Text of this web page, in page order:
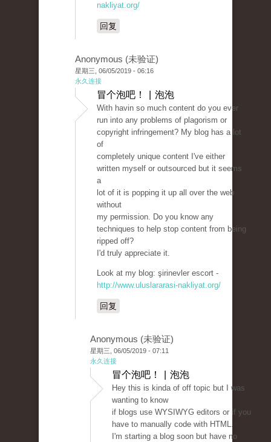
nakliyat.org/
回复
Anonymous (未验证)
星期三, 06/05/2019 - 06:16
永久连接
冒个泡吧！ | 泡泡
With havin so much content do you ever
run into any problems of plagorism or
copyright infringement? My blog has a lot
of
completely unique content I've either
written myself or outsourced but it seems
a
lot of it is popping it up all over the web
without
my permission. Do you know any
techniques to help stop content from being
ripped off?
I'd truly appreciate it.
Look at my blog: şirinevler escort -
http://www.uluslararasi-nakliyat.org/
回复
Anonymous (未验证)
星期三, 06/05/2019 - 07:11
永久连接
冒个泡吧！ | 泡泡
Hey this is kinda of off topic but I was
wanting to know
if blogs use WYSIWYG editors or if you
have to manually code with HTML.
I'm starting a blog soon but have no